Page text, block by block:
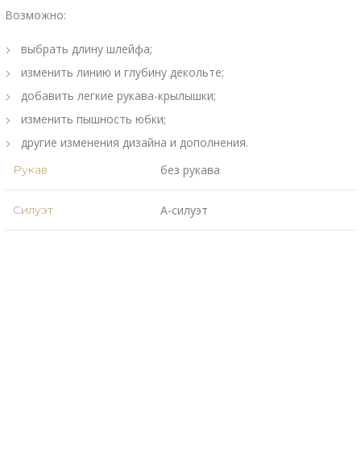
Возможно:
выбрать длину шлейфа;
изменить линию и глубину декольте;
добавить легкие рукава-крылышки;
изменить пышность юбки;
другие изменения дизайна и дополнения.
Рукав без рукава
Силуэт А-силуэт